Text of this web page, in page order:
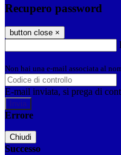
Recupero password
button close ×
Non hai una e-mail associata al
E-mail inviata, si prega di
Errore
Chiudi
Successo